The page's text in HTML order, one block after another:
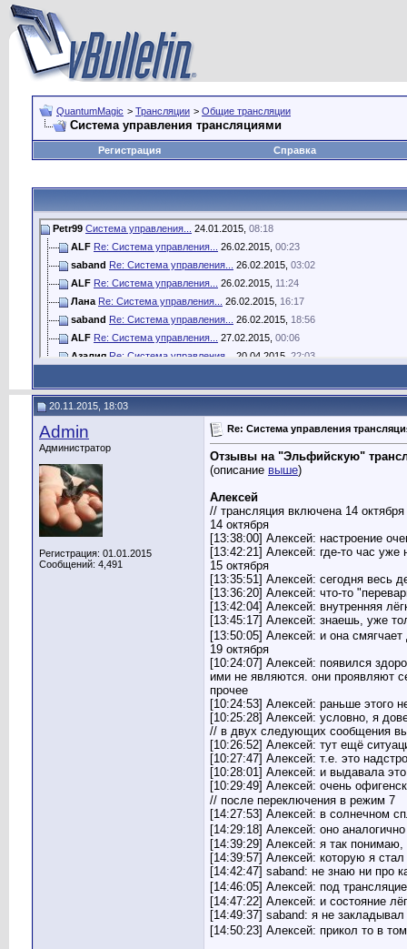
QuantumMagic > Трансляции > Общие трансляции
Система управления трансляциями
Регистрация Справка
Petr99 Система управления... 24.01.2015, 08:18
ALF Re: Система управления... 26.02.2015, 00:23
saband Re: Система управления... 26.02.2015, 03:02
ALF Re: Система управления... 26.02.2015, 11:24
Лана Re: Система управления... 26.02.2015, 16:17
saband Re: Система управления... 26.02.2015, 18:56
ALF Re: Система управления... 27.02.2015, 00:06
Азалия Re: Система управления... 20.04.2015, 22:03
Petr99 Re: Система управления...21.04.2015,03:40
Азалия Re: Система управления...
Petr99
Re: Система управления...21.04.2015,06:32
Admin Re: Система управления...21.04.2015,11:54
Азалия
Re: Система управления...
17:01
saband
ОлегЧ
Re: Система управления...23.04.2015,
Admin
Re: Система управления... 23.04.2015,
Азалия
Re: Система управления...23.04.2015,15:52
saband Re: Система управления...23.04.2015,18:23
Re: Система управления...23.04.2015,
19:17
Re: Система управления...25.04.2015,07:01
Re: Система управления...25.04.2015,08:45
Re: Система управления... 25.04.2015,
12:36
Re: Система управления...25.04.2015,
Re: Система управления... 25.04.2015,13:12
Re: Система управления...25.04.2015,13:13
Re: Система управления...25.04.2015,15:03
Re: Система управления...28.04.2015,15:54
Re: Система управления...05.05.2015,16:08
Re: Система управления...07.05.2015,22:33
Re: Система управления...07.05.2015,22:46
Re: Система управления...09.05.2015,14:20
Re: Система управления...14.05.2015,17:11
Re: Система управления...14.05.2015,18:21
Re: Система управления...24.05.2015,15:39
Re: Система управления...24.05.2015,18:40
Re: Система управления...24.05.2015,19:07
Re: Система управления...24.05.2015,20:14
Re: Система управления...06.07.2015,15:47
Re: Система управления...07.09.2015,17:14
20.11.2015, 18:03
Admin
Администратор
Регистрация: 01.01.2015
Сообщений: 4,491
Re: Система управления
Отзывы на "Эльфийскую"
(описание выше)
Алексей
// трансляция включена 14
14 октября
[13:38:00] Алексей: настроение
[13:42:21] Алексей: где-то час
15 октября
[13:35:51] Алексей: сегодня весь
[13:36:20] Алексей: что-то
[13:42:04] Алексей: внутренняя
[13:45:17] Алексей: знаешь, уже
[13:50:05] Алексей: и она
19 октября
[10:24:07] Алексей: появился
ими не являются. они проявляют
прочее
[10:24:53] Алексей: раньше этого
[10:25:28] Алексей: условно, я
// в двух следующих сообщения
[10:26:52] Алексей: тут ещё
[10:27:47] Алексей: т.е. это
[10:28:01] Алексей: и выдавала
[10:29:49] Алексей: очень
// после переключения в режим 7
[14:27:53] Алексей: в солнечном
[14:29:18] Алексей: оно
[14:39:29] Алексей: я так понимаю,
[14:39:57] Алексей: которую я стал
[14:42:47] saband: не знаю ни про
[14:46:05] Алексей: под
[14:47:22] Алексей: и состояние
[14:49:37] saband: я не
[14:50:23] Алексей: прикол то в